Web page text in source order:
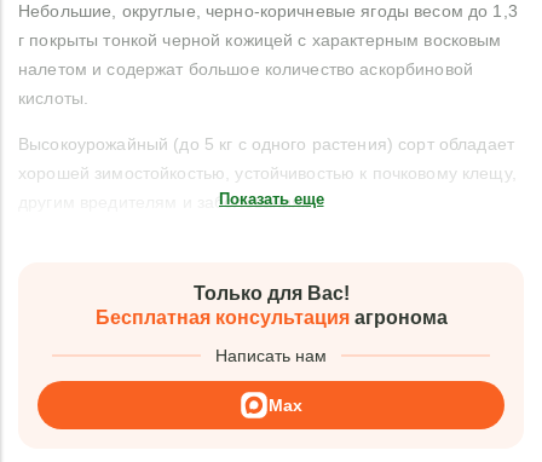
Небольшие, округлые, черно-коричневые ягоды весом до 1,3
г покрыты тонкой черной кожицей с характерным восковым
налетом и содержат большое количество аскорбиновой
кислоты.
Высокоурожайный (до 5 кг с одного растения) сорт обладает
хорошей зимостойкостью, устойчивостью к почковому клещу,
другим вредителям и заболеваниям.
Показать еще
Только для Вас!
Бесплатная консультацияагронома
Написать нам
Max